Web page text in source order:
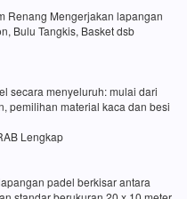
Renang Mengerjakan lapangan
Bulu Tangkis, Basket dsb
secara menyeluruh: mulai dari
pemilihan material kaca dan besi
Lengkap
padel berkisar antara